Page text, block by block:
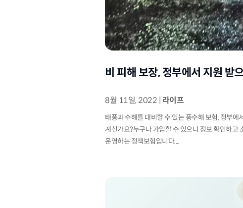
비 피해 보장, 정부에서 지원 받
8월 11일, 2022 라이프
태풍과 수해를 대비할 수 있는 풍수해 보험, 정부
계신가요?누구나 가입할 수 있으니 정보 확인하
운영하는 정책보험입니다....